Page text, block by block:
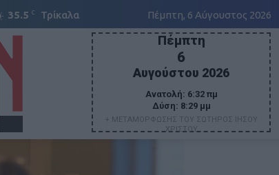
35.5 C Τρίκαλα Πέμπτη, 6 Αύγουστος 2026
Πέμπτη
6
Αυγούστου 2026
Ανατολή: 6:32 πμ
Δύση: 8:29 μμ
+ ΜΕΤΑΜΟΡΦΩΣΗΣ ΤΟΥ ΣΩΤΗΡΟΣ ΙΗΣΟΥ
ΧΡΙΣΤΟΥ